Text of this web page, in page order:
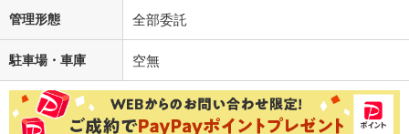
管理形態 全部委託
駐車場・車庫 空無